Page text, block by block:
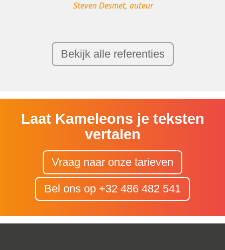
Steven Desmet, auteur
Bekijk alle referenties
Laat Kameleons je teksten
vertalen
Vraag naar onze tarieven
Bel ons op +32 486 482 541